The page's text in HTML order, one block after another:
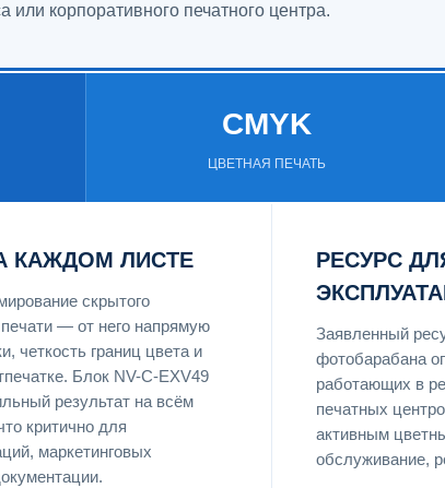
или корпоративного печатного центра.
CMYK
ЦВЕТНАЯ ПЕЧАТЬ
КАЖДОМ ЛИСТЕ
скрытого
— от него напрямую
четкость границ цвета и
Блок NV-C-EXV49
результат на всём
критично для
маркетинговых
РЕСУРС
Заявленный
фотобарабана
работающих в
печатных
активным
обслуживание,